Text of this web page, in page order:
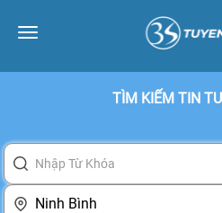
Toggle
TÌM KIẾM TIN
Ninh Bình